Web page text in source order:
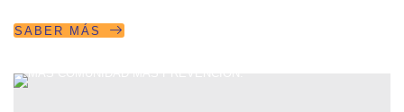
SABER MÁS